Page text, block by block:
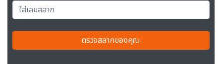
ตรวจสลากของคุณ